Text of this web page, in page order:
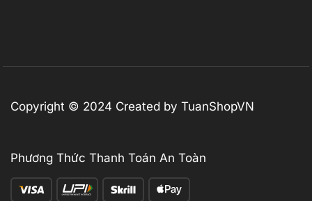
Copyright © 2024 Created by TuanShopVN
Phương Thức Thanh Toán An Toàn